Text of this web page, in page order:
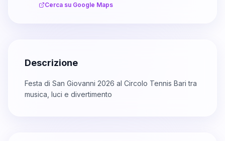
Cerca su Google Maps
Descrizione
Festa di San Giovanni 2026 al Circolo Tennis Bari tra
musica, luci e divertimento